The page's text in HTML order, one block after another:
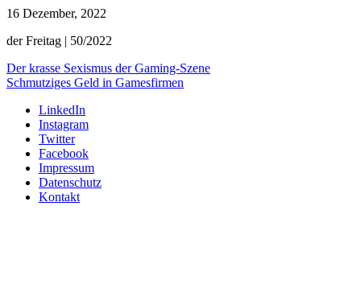
16 Dezember, 2022
der Freitag | 50/2022
Der krasse Sexismus der Gaming-Szene
Schmutziges Geld in Gamesfirmen
LinkedIn
Instagram
Twitter
Facebook
Impressum
Datenschutz
Kontakt